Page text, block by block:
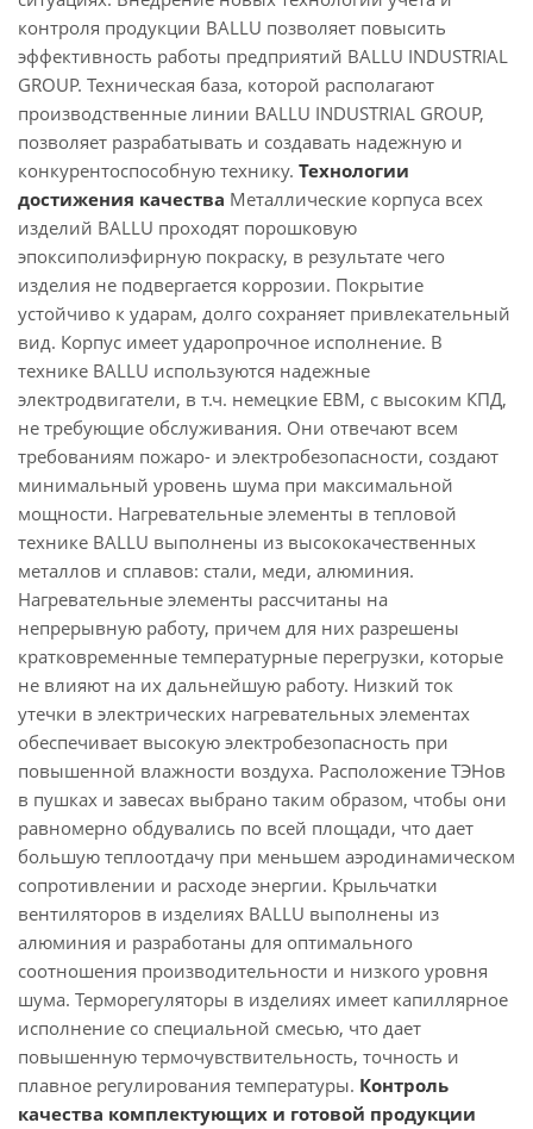
контроля продукции BALLU позволяет повысить
эффективность работы предприятий BALLU INDUSTRIAL
GROUP. Техническая база, которой располагают
производственные линии BALLU INDUSTRIAL GROUP,
позволяет разрабатывать и создавать надежную и
конкурентоспособную технику. Технологии
достижения качества Металлические корпуса всех
изделий BALLU проходят порошковую
эпоксиполиэфирную покраску, в результате чего
изделия не подвергается коррозии. Покрытие
устойчиво к ударам, долго сохраняет привлекательный
вид. Корпус имеет ударопрочное исполнение. В
технике BALLU используются надежные
электродвигатели, в т.ч. немецкие EBM, с высоким КПД,
не требующие обслуживания. Они отвечают всем
требованиям пожаро- и электробезопасности, создают
минимальный уровень шума при максимальной
мощности. Нагревательные элементы в тепловой
технике BALLU выполнены из высококачественных
металлов и сплавов: стали, меди, алюминия.
Нагревательные элементы рассчитаны на
непрерывную работу, причем для них разрешены
кратковременные температурные перегрузки, которые
не влияют на их дальнейшую работу. Низкий ток
утечки в электрических нагревательных элементах
обеспечивает высокую электробезопасность при
повышенной влажности воздуха. Расположение ТЭНов
в пушках и завесах выбрано таким образом, чтобы они
равномерно обдувались по всей площади, что дает
большую теплоотдачу при меньшем аэродинамическом
сопротивлении и расходе энергии. Крыльчатки
вентиляторов в изделиях BALLU выполнены из
алюминия и разработаны для оптимального
соотношения производительности и низкого уровня
шума. Терморегуляторы в изделиях имеет капиллярное
исполнение со специальной смесью, что дает
повышенную термочувствительность, точность и
плавное регулирования температуры. Контроль
качества комплектующих и готовой продукции